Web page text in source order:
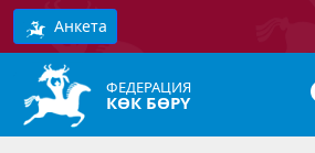
Анкета
ФЕДЕРАЦИЯ
КӨК БӨРҮ